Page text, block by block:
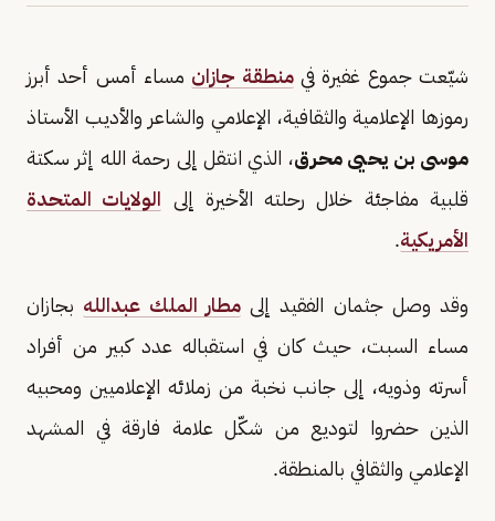
شيّعت جموع غفيرة فيمنطقة جازان مساء أمس أحد أبرز
رموزها الإعلامية والثقافية، الإعلامي والشاعر والأديب الأستاذ
موسى بن يحيى محرق، الذي انتقل إلى رحمة الله إثر سكتة
قلبية مفاجئة خلال رحلته الأخيرة إلى الولايات المتحدة
الأمريكية.
وقد وصل جثمان الفقيد إلىمطار الملك عبدالله بجازان
مساء السبت، حيث كان في استقباله عدد كبير من أفراد
أسرته وذويه، إلى جانب نخبة من زملائه الإعلاميين ومحبيه
الذين حضروا لتوديع من شكّل علامة فارقة في المشهد
الإعلامي والثقافي بالمنطقة.